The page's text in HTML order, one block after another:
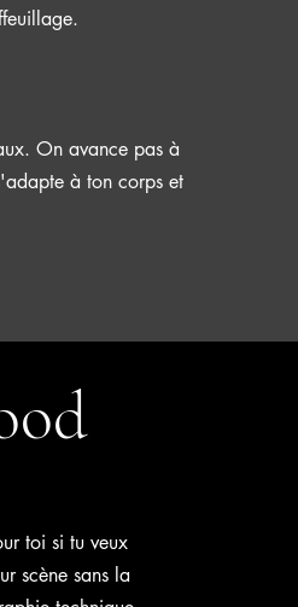
On avance pas à
à ton corps et
toi si tu veux
scène sans la